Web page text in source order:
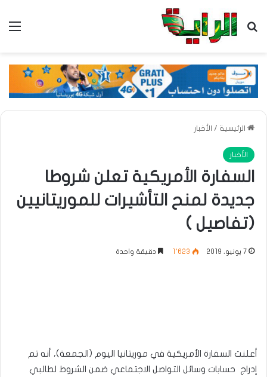
بحث عن
الرئيسية / الأخبار
الأخبار
السفارة الأمريكية تعلن شروطا
جديدة لمنح التأشيرات للموريتانيين
(تفاصيل )
7 يونيو، 2019 1٬623 دقيقة واحدة
أعلنت السفارة الأمريكية في موريتانيا اليوم (الجمعة)، أنه تم
إدراج حسابات وسائل التواصل الاجتماعي ضمن الشروط لطالبي